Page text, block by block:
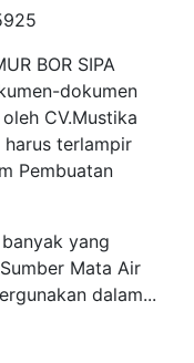
BOR SIPA
dokumen
CV.Mustika
harus terlampir
Pembuatan
yang
Mata Air
dalam...